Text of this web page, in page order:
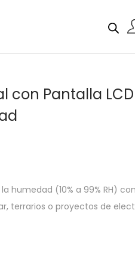
con Pantalla
humedad (10% a 99% RH)
terrarios o proyectos de